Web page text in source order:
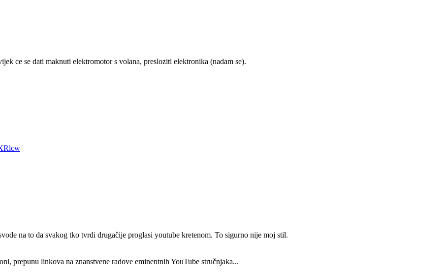
ce se dati maknuti elektromotor s volana, presloziti elektronika (nadam se).
na to da svakog tko tvrdi drugačije proglasi youtube kretenom. To sigurno nije moj stil.
prepunu linkova na znanstvene radove eminentnih YouTube stručnjaka...